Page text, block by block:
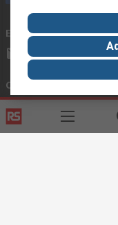
Envíenos un email
ventas@rschile.cl
Conectar con nosotros